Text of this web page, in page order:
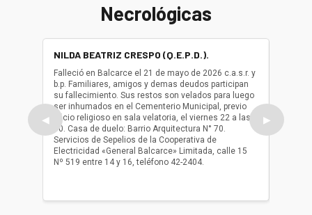
Necrológicas
◀
NILDA BEATRIZ CRESPO (Q.E.P.D.).
Falleció en Balcarce el 21 de mayo de 2026 c.a.s.r. y
b.p. Familiares, amigos y demas deudos participan
su fallecimiento. Sus restos son velados para luego
ser inhumados en el Cementerio Municipal, previo
oficio religioso en sala velatoria, el viernes 22 a las
10. Casa de duelo: Barrio Arquitectura N° 70.
Servicios de Sepelios de la Cooperativa de
Electricidad «General Balcarce» Limitada, calle 15
Nº 519 entre 14 y 16, teléfono 42-2404.
ser
oficio
▶